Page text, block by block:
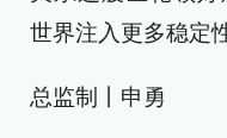
世界注入更多稳定
总监制丨申勇